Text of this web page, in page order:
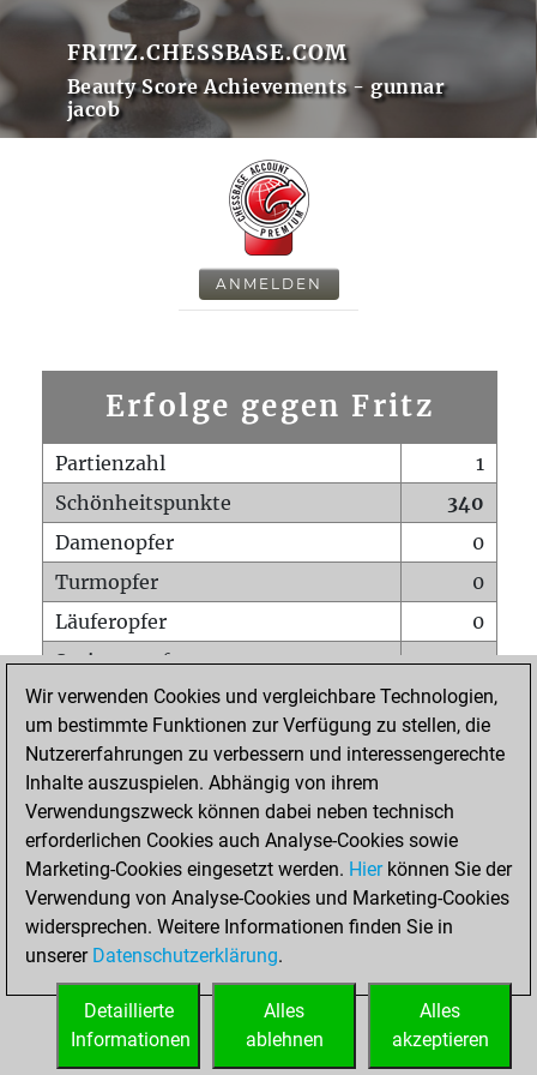
FRITZ.CHESSBASE.COM
Beauty Score Achievements - gunnar
jacob
ANMELDEN
Erfolge gegen Fritz
Partienzahl
1
Schönheitspunkte
340
Damenopfer
0
Turmopfer
0
Läuferopfer
0
Springeropfer
0
Bauernopfer
0
Matt auf vollem Brett
0
Bauer setzt Matt
Erstickte Matts
Unterverwandlungen
0
Türme auf der siebten
0
STARTSEITE
Wir verwenden Cookies und vergleichbare Technologien,
um bestimmte Funktionen zur Verfügung zu stellen, die
Nutzererfahrungen zu verbessern und interessengerechte
Inhalte auszuspielen. Abhängig von ihrem
Verwendungszweck können dabei neben technisch
erforderlichen Cookies auch Analyse-Cookies sowie
Marketing-Cookies eingesetzt werden. Hierkönnen Sie der
Verwendung von Analyse-Cookies und Marketing-Cookies
widersprechen. Weitere Informationen finden Sie in
unserer Datenschutzerklärung.
Alles
akzeptieren
Alles
ablehnen
Detaillierte
Informationen